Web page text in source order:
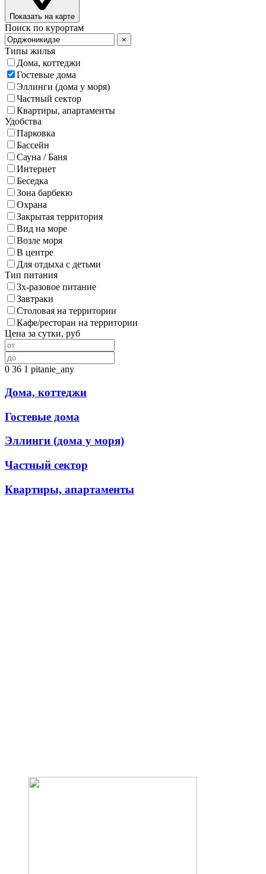
Показать на карте
Поиск по курортам
×
Типы жилья
Дома, коттеджи
Гостевые дома
Эллинги (дома у моря)
Частный сектор
Квартиры, апартаменты
Удобства
Парковка
Бассейн
Сауна / Баня
Интернет
Беседка
Зона барбекю
Охрана
Закрытая территория
Вид на море
Возле моря
В центре
Для отдыха с детьми
Тип питания
3х-разовое питание
Завтраки
Столовая на территории
Кафе/ресторан на территории
Цена за сутки, руб
0 36 1 pitanie_any
Дома, коттеджи
Гостевые дома
Эллинги (дома у моря)
Частный сектор
Квартиры, апартаменты